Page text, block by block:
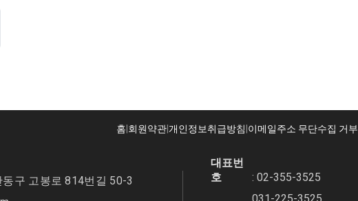
홈 회원약관| 개인정보취급방침 이메일주소 무단수집 거부
구 고봉로 814번길 50-3
대표번
호
: 02-355-3525